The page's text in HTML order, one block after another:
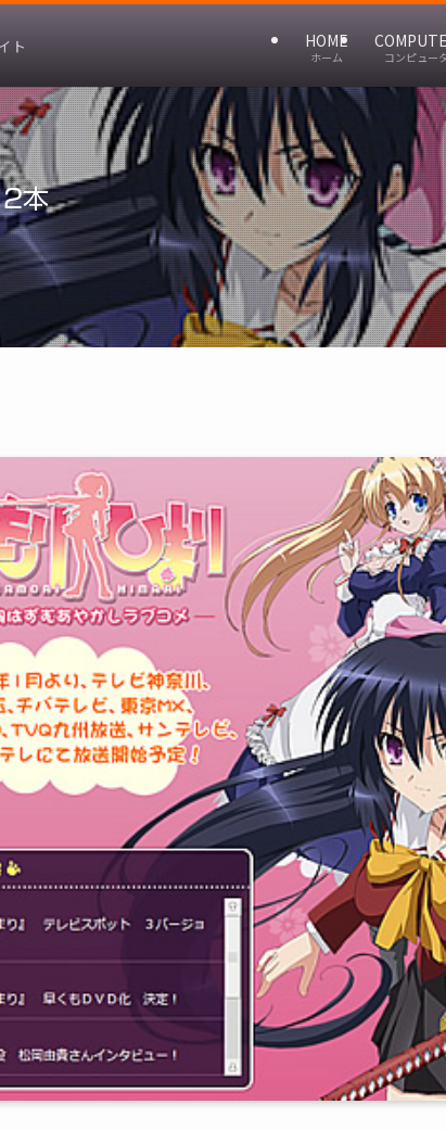
ト HOME
ホーム コンピュー
本